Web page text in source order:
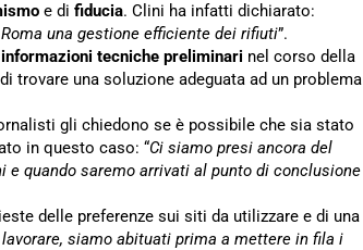
e di fiducia. Clini ha infatti dichiarato:
una gestione efficiente dei rifiuti”.
informazioni tecniche preliminari nel corso della
trovare una soluzione adeguata ad un problema
gli chiedono se è possibile che sia stato
in questo caso: “Ci siamo presi ancora del
quando saremo arrivati al punto di conclusione
delle preferenze sui siti da utilizzare e di una
siamo abituati prima a mettere in fila i